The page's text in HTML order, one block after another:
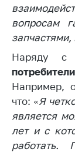
вопросам
запчастями,
Наряду с
Например,
что: «Я
является
лет и с
работать.